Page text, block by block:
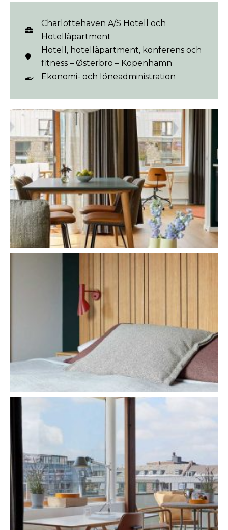
Charlottehaven A/S Hotell och
Hotelläpartment
Hotell, hotelläpartment, konferens och
fitness – Østerbro – Köpenhamn
Ekonomi- och löneadministration